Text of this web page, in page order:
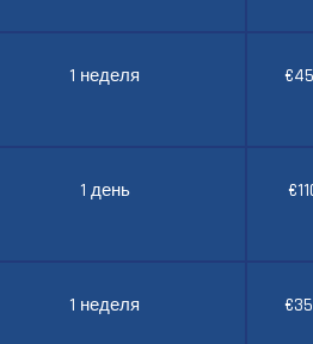
1 неделя
1 день
1 неделя